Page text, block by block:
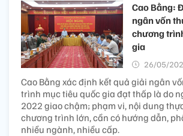
Cao Bằng:
ngân vốn
chương
gia
26/05/
Cao Bằng xác định kết quả giải ngân
trình mục tiêu quốc gia đạt thấp là do
2022 giao chậm; phạm vi, nội dung
chương trình lớn, cần có hướng dẫn,
nhiều ngành, nhiều cấp.